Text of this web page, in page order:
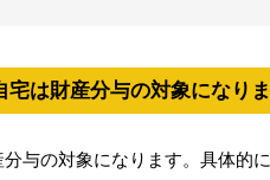
宅は財産分与の対象になり
与の対象になります。具体的